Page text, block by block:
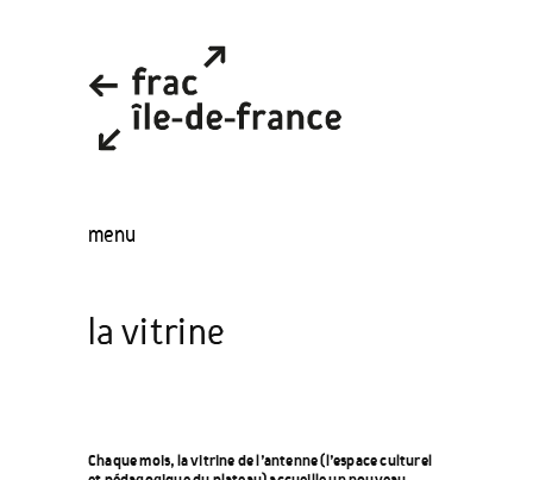
menu
la vitrine
Chaque mois, la vitrine de l’antenne (l’espace culturel